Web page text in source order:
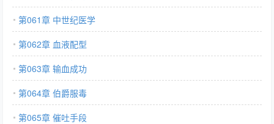
第061章 中世纪医学
第062章 血液配型
第063章 输血成功
第064章 伯爵服毒
第065章 催吐手段